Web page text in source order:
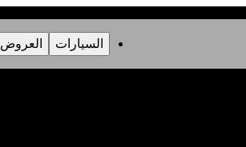
السيارات العروض